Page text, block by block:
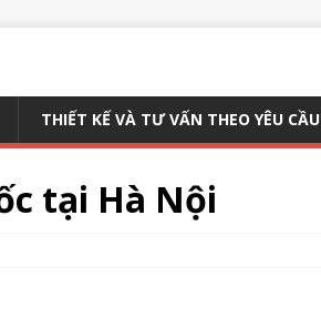
THIẾT KẾ VÀ TƯ VẤN THEO YÊU CẦU
tại Hà Nội